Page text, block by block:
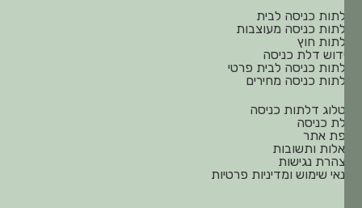
כניסה לבית
כניסה מעוצבות
חוץ
דלת כניסה
כניסה לבית פרטי
כניסה מחירים
דלתות כניסה
כניסה
אתר
ותשובות
נגישות
שימוש ומדיניות פרטיות